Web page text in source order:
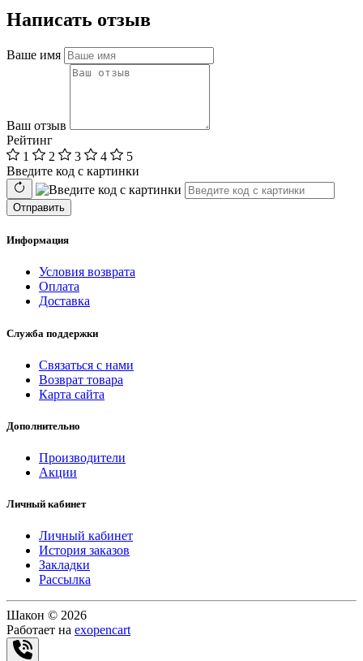
Написать отзыв
Ваше имя
Ваш отзыв
Рейтинг
1
2 3 4
5
Введите код с картинки
Отправить
Информация
Условия возврата
Оплата
Доставка
Служба поддержки
Связаться с нами
Возврат товара
Карта сайта
Дополнительно
Производители
Акции
Личный кабинет
Личный кабинет
История заказов
Закладки
Рассылка
Шакон © 2026
Работает на exopencart